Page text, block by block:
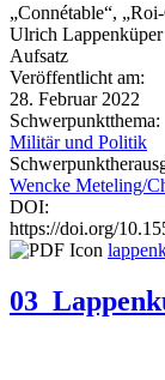
„Connétable“,
Ulrich Lappenküper
Aufsatz
Veröffentlicht am:
28. Februar 2022
Schwerpunktthema:
Militär und Politik
Wencke Meteling/
DOI:
https://doi.org/